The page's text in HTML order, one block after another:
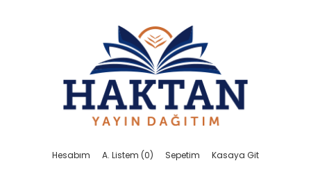
Hesabım A. Listem (0) Sepetim Kasaya Git